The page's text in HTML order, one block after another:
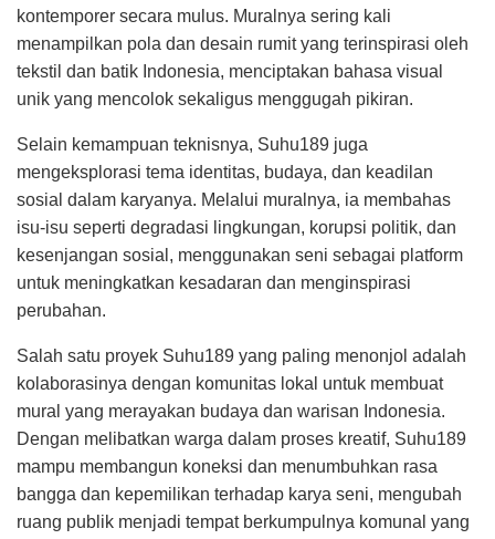
kontemporer secara mulus. Muralnya sering kali
menampilkan pola dan desain rumit yang terinspirasi oleh
tekstil dan batik Indonesia, menciptakan bahasa visual
unik yang mencolok sekaligus menggugah pikiran.
Selain kemampuan teknisnya, Suhu189 juga
mengeksplorasi tema identitas, budaya, dan keadilan
sosial dalam karyanya. Melalui muralnya, ia membahas
isu-isu seperti degradasi lingkungan, korupsi politik, dan
kesenjangan sosial, menggunakan seni sebagai platform
untuk meningkatkan kesadaran dan menginspirasi
perubahan.
Salah satu proyek Suhu189 yang paling menonjol adalah
kolaborasinya dengan komunitas lokal untuk membuat
mural yang merayakan budaya dan warisan Indonesia.
Dengan melibatkan warga dalam proses kreatif, Suhu189
mampu membangun koneksi dan menumbuhkan rasa
bangga dan kepemilikan terhadap karya seni, mengubah
ruang publik menjadi tempat berkumpulnya komunal yang